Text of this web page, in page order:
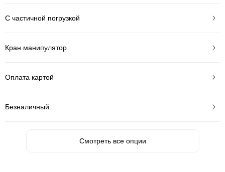
С частичной погрузкой
Кран манипулятор
Оплата картой
Безналичный
Смотреть все опции